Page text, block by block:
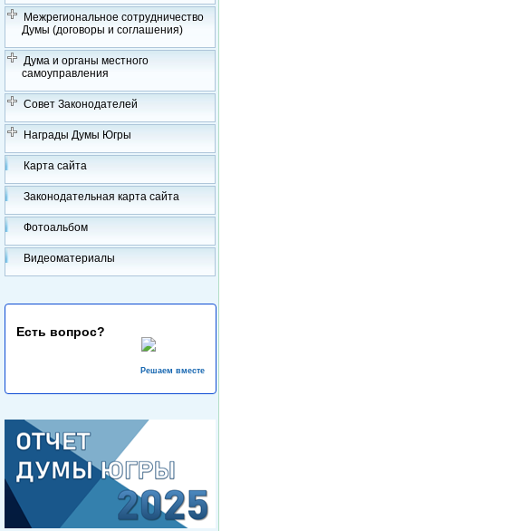
Межрегиональное сотрудничество
Думы (договоры и соглашения)
Дума и органы местного
самоуправления
Совет Законодателей
Награды Думы Югры
Карта сайта
Законодательная карта сайта
Фотоальбом
Видеоматериалы
Есть вопрос?
Решаем вместе